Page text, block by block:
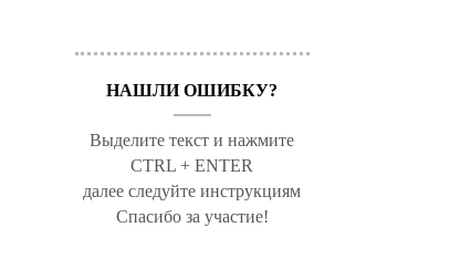
НАШЛИ ОШИБКУ?
Выделите текст и нажмите
CTRL + ENTER
далее следуйте инструкциям
Спасибо за участие!